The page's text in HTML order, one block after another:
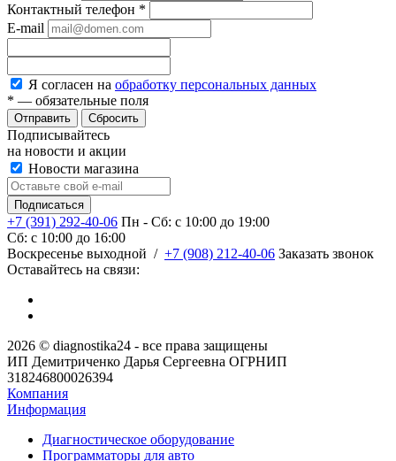
Контактный телефон *
E-mail
Я согласен на обработку персональных данных
* — обязательные поля
Сбросить
Подписывайтесь
на новости и акции
Новости магазина
+7 (391) 292-40-06 Пн - Сб: c 10:00 до 19:00
Сб: c 10:00 до 16:00
​Воскресенье выходной / +7 (908) 212-40-06 Заказать звонок
Оставайтесь на связи:
2026 © diagnostika24 - все права защищены
ИП Демитриченко Дарья Сергеевна ОГРНИП
318246800026394
Компания
Информация
Диагностическое оборудование
Программаторы для авто